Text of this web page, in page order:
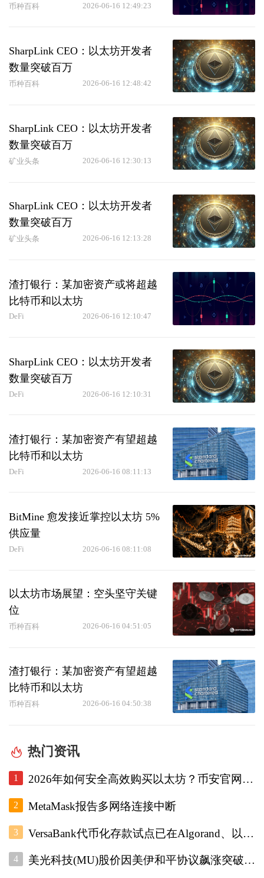
币种百科 2026-06-16 12:49:23
SharpLink CEO：以太坊开发者
数量突破百万
币种百科 2026-06-16 12:48:42
SharpLink CEO：以太坊开发者
数量突破百万
矿业头条 2026-06-16 12:30:13
SharpLink CEO：以太坊开发者
数量突破百万
矿业头条 2026-06-16 12:13:28
渣打银行：某加密资产或将超越
比特币和以太坊
DeFi 2026-06-16 12:10:47
SharpLink CEO：以太坊开发者
数量突破百万
DeFi 2026-06-16 12:10:31
渣打银行：某加密资产有望超越
比特币和以太坊
DeFi 2026-06-16 08:11:13
BitMine 愈发接近掌控以太坊 5%
供应量
DeFi 2026-06-16 08:11:08
以太坊市场展望：空头坚守关键
位
币种百科 2026-06-16 04:51:05
渣打银行：某加密资产有望超越
比特币和以太坊
币种百科 2026-06-16 04:50:38
热门资讯
1 2026年如何安全高效购买以太坊？币安官网注册+欧易入口双平台对比指南
2 MetaMask报告多网络连接中断
3 VersaBank代币化存款试点已在Algorand、以太坊和Stellar上运行
4 美光科技(MU)股价因美伊和平协议飙涨突破1000美元